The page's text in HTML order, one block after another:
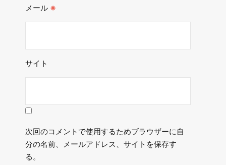
メール ※
サイト
次回のコメントで使用するためブラウザーに自
分の名前、メールアドレス、サイトを保存す
る。